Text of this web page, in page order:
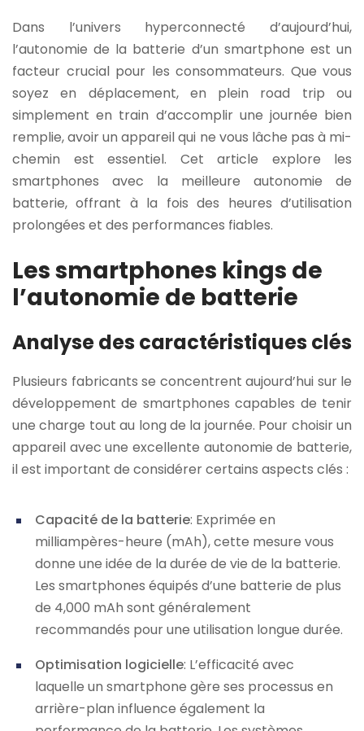
Dans l’univers hyperconnecté d’aujourd’hui,
l’autonomie de la batterie d’un smartphone est un
facteur crucial pour les consommateurs. Que vous
soyez en déplacement, en plein road trip ou
simplement en train d’accomplir une journée bien
remplie, avoir un appareil qui ne vous lâche pas à mi-
chemin est essentiel. Cet article explore les
smartphones avec la meilleure autonomie de
batterie, offrant à la fois des heures d’utilisation
prolongées et des performances fiables.
Les smartphones kings de
l’autonomie de batterie
Analyse des caractéristiques clés
Plusieurs fabricants se concentrent aujourd’hui sur le
développement de smartphones capables de tenir
une charge tout au long de la journée. Pour choisir un
appareil avec une excellente autonomie de batterie,
il est important de considérer certains aspects clés :
Capacité de la batterie: Exprimée en
milliampères-heure (mAh), cette mesure vous
donne une idée de la durée de vie de la batterie.
Les smartphones équipés d’une batterie de plus
de 4,000 mAh sont généralement
recommandés pour une utilisation longue durée.
Optimisation logicielle: L’efficacité avec
laquelle un smartphone gère ses processus en
arrière-plan influence également la